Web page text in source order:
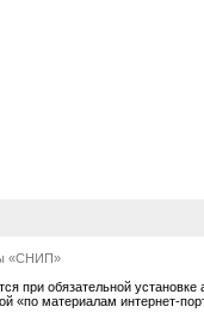
«СНИП»
при обязательной установке
«по материалам интернет-